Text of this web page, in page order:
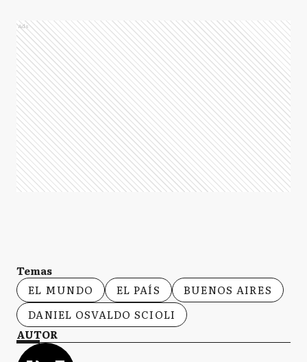
Ads
Temas
EL MUNDO
EL PAÍS
BUENOS AIRES
DANIEL OSVALDO SCIOLI
AUTOR